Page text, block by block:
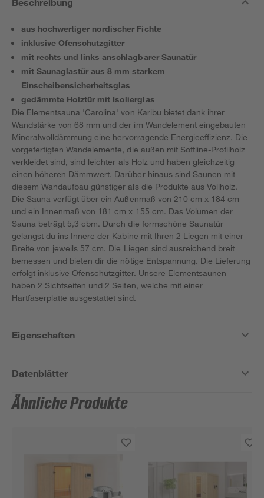
aus hochwertiger nordischer Fichte
inklusive Ofenschutzgitter
mit rechts und links anschlagbarer Saunatür
mit Saunaglastür aus 8 mm starkem
Einscheibensicherheitsglas
gedämmte Holztür mit Isolierglas
Die Elementsauna 'Carolina' von Karibu bietet dank ihrer
Wandstärke von 68 mm und der im Wandelement eingebauten
Mineralwolldämmung eine hervorragende Energieeffizienz. Die
vorgefertigten Wandelemente, die außen mit Softline-Profilholz
verkleidet sind, sind leichter als Holz und haben gleichzeitig
einen höheren Dämmwert. Darüber hinaus sind Saunen mit
diesem Wandaufbau günstiger als die Produkte aus Vollholz.
Die Sauna verfügt über ein Außenmaß von 210 cm x 184 cm
und ein Innenmaß von 181 cm x 155 cm. Das Volumen der
Sauna beträgt 5,3 cbm. Durch die formschöne Saunatür
gelangst du ins Innere der Kabine mit Ihren 2 Liegen mit einer
Breite von jeweils 57 cm. Die Liegen sind ausreichend breit
bemessen und bieten dir die nötige Entspannung. Die Lieferung
erfolgt inklusive Ofenschutzgitter. Unsere Elementsaunen
haben 2 Sichtseiten und 2 Seiten, welche mit einer
Hartfaserplatte ausgestattet sind.
Eigenschaften
Datenblätter
Ähnliche Produkte